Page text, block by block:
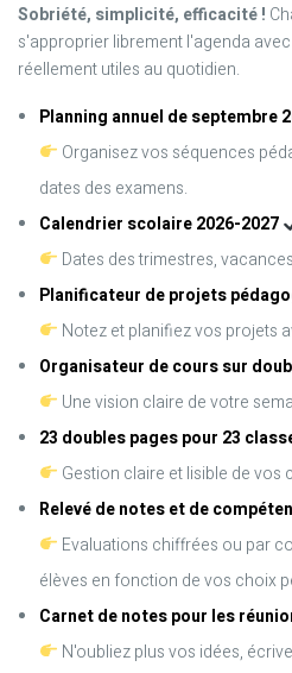
Sobriété, simplicité, efficacité !
s'approprier librement l'agenda
réellement utiles au quotidien.
Planning annuel de septembre
Organisez vos séquences
dates des examens.
Calendrier scolaire 2026-2027
Dates des trimestres,
Planificateur de projets
Notez et planifiez vos projets
Organisateur de cours sur
Une vision claire de votre
23 doubles pages pour 23
Gestion claire et lisible de vos
Relevé de notes et de
Evaluations chiffrées ou par
élèves en fonction de vos choix
Carnet de notes pour les
N'oubliez plus vos idées,